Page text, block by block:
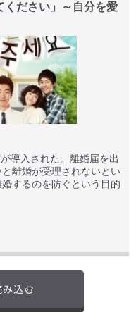
ください」～自分を愛
導入された。離婚届を出
離婚が受理されないとい
するのを防ぐという目的